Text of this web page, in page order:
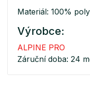
Materiál: 100%
Výrobce:
ALPINE PRO
Záruční doba: 24